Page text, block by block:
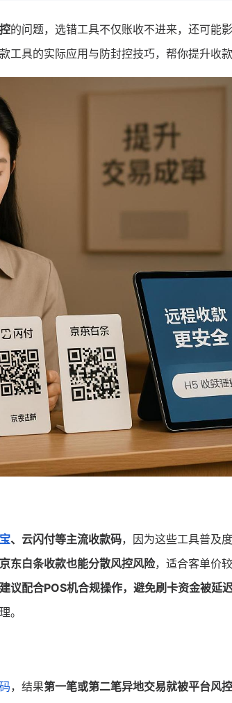
的问题，选错工具不仅账收不进来，还可能影
工具的实际应用与防封控技巧，帮你提升收款
、云闪付等主流收款码，因为这些工具普及
东白条收款也能分散风控风险，适合客单价
议配合POS机合规操作，避免刷卡资金被延
。
，结果第一笔或第二笔异地交易就被平台风